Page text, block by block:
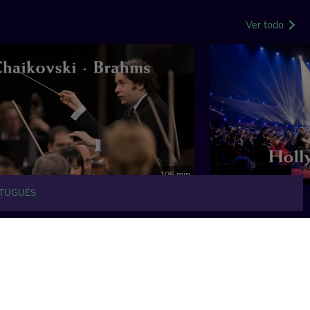
Ver todo
106 min
Ver todo